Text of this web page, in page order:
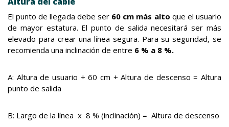
El punto de llegada debe ser60 cm más alto que el usuario
de mayor estatura. El punto de salida necesitará ser más
elevado para crear una línea segura. Para su seguridad, se
recomienda una inclinación de entre 6 % a 8 %.
A: Altura de usuario + 60 cm + Altura de descenso = Altura
punto de salida
B: Largo de la línea x 8 % (inclinación) = Altura de descenso